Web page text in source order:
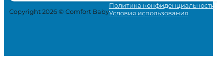
Copyright 2026 © Comfort Baby
Политика конфиденциальности
Условия использования